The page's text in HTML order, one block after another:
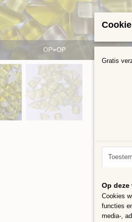
OP=OP
Gratis
Op
Cookies
functies
media-,